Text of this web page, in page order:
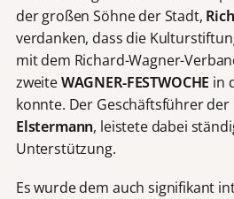
der großen Söhne der Stadt,
verdanken, dass die
mit dem Richard-Wagner-
zweiteWAGNER-FESTWOCHE in
konnte. Der Geschäftsführer
Elstermann, leistete dabei
Unterstützung.
Es wurde dem auch signifikant